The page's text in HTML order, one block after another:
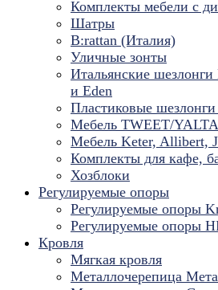
Комплекты мебели с
Шатры
B:rattan (Италия)
Уличные зонты
Итальянские
и Eden
Пластиковые
Мебель TWEET/
Мебель Keter, Allibert,
Комплекты для кафе,
Хозблоки
Регулируемые опоры
Регулируемые опоры
Регулируемые опоры
Кровля
Мягкая кровля
Металлочерепица